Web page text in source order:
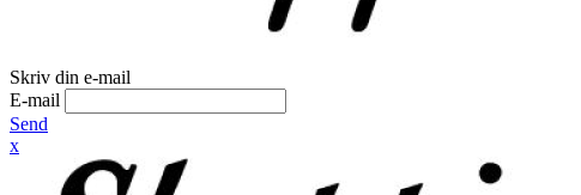
Skriv din e-mail
E-mail
Send
x